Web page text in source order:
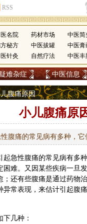
名院 药材市场 中医简
秘方
中医拔罐 中医膏
针灸
自然疗法 中医丰
疑难杂症 中医信息
腹痛原因
小儿腹痛原
腹痛的常见病有多种，它
急性腹痛的常见病有多
难。又因某些疾病一旦
还有些腹痛是通过药物
常表现，来估计引起腹
几种：